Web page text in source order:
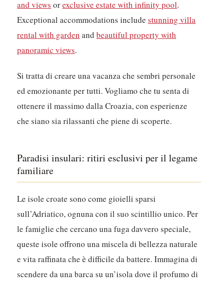
and views orexclusive estate with infinity pool.
Exceptional accommodations includestunning villa
rental with garden andbeautiful property with
panoramic views.
Si tratta di creare una vacanza che sembri personale
ed emozionante per tutti. Vogliamo che tu senta di
ottenere il massimo dalla Croazia, con esperienze
che siano sia rilassanti che piene di scoperte.
Paradisi insulari: ritiri esclusivi per il legame
familiare
Le isole croate sono come gioielli sparsi
sull’Adriatico, ognuna con il suo scintillio unico. Per
le famiglie che cercano una fuga davvero speciale,
queste isole offrono una miscela di bellezza naturale
e vita raffinata che è difficile da battere.Immagina di
scendere da una barca su un’isola dove il profumo di